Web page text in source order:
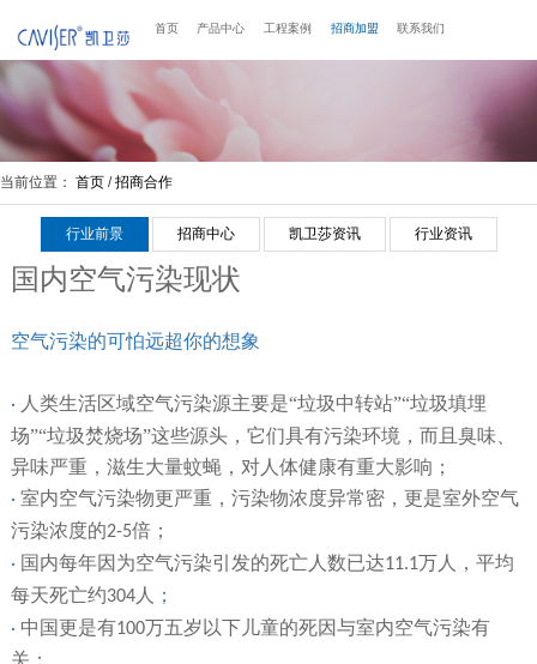
首页 产品中心 工程案例 招商加盟 联系我们
当前位置： 首页 /招商合作
行业前景 招商中心 凯卫莎资讯 行业资讯
国内空气污染现状
空气污染的可怕远超你的想象
· 人类生活区域空气污染源主要是“垃圾中转站”“垃圾填埋
场”“垃圾焚烧场”这些源头，它们具有污染环境，而且臭味、
异味严重，滋生大量蚊蝇，对人体健康有重大影响；
· 室内空气污染物更严重，污染物浓度异常密，更是室外空气
污染浓度的2-5倍；
· 国内每年因为空气污染引发的死亡人数已达11.1万人，平均
每天死亡约304人 ；
· 中国更是有100万五岁以下儿童的死因与室内空气污染有
关；